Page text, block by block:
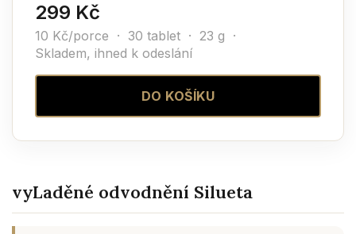
299 Kč
10 Kč/porce · 30 tablet · 23 g ·
Skladem, ihned k odeslání
DO KOŠÍKU
vyLaděné odvodnění Silueta